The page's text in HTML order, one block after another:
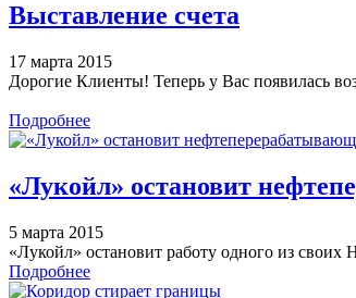
Выставление счета
17 марта 2015
Дорогие Клиенты! Теперь у Вас появилась
Подробнее
«Лукойл» остановит
5 марта 2015
«Лукойл» остановит работу одного из
Подробнее